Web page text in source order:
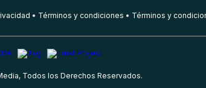
Términos y condiciones Términos y
Todos los Derechos Reservados.